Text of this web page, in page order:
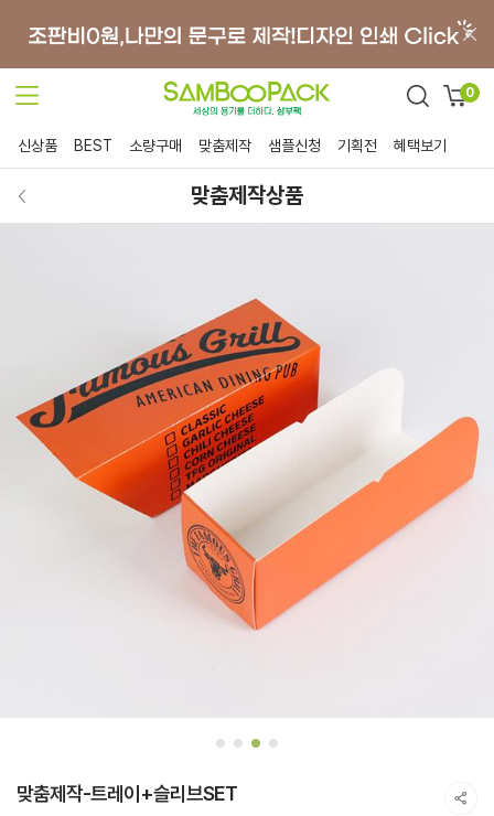
0
신상품 BEST 소량구매 맞춤제작 샘플신청 기획전 혜택보기
맞춤제작상품
맞춤제작-트레이+슬리브SET